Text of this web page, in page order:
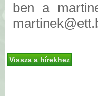
ben a
Vissza a hírekhez